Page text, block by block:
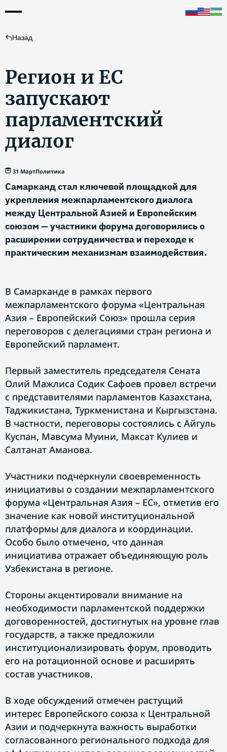
Назад
Регион и ЕС
запускают
парламентский
диалог
31 МартПолитика
Самарканд стал ключевой площадкой для
укрепления межпарламентского диалога
между Центральной Азией и Европейским
союзом — участники форума договорились о
расширении сотрудничества и переходе к
практическим механизмам взаимодействия.
В Самарканде в рамках первого
межпарламентского форума «Центральная
Азия – Европейский Союз» прошла серия
переговоров с делегациями стран региона и
Европейский парламент.
Первый заместитель председателя Сената
Олий Мажлиса Содик Сафоев провел встречи
с представителями парламентов Казахстана,
Таджикистана, Туркменистана и Кыргызстана.
В частности, переговоры состоялись с Айгуль
Куспан, Мавсума Муини, Максат Кулиев и
Салтанат Аманова.
Участники подчеркнули своевременность
инициативы о создании межпарламентского
форума «Центральная Азия – ЕС», отметив его
значение как новой институциональной
платформы для диалога и координации.
Особо было отмечено, что данная
инициатива отражает объединяющую роль
Узбекистана в регионе.
Стороны акцентировали внимание на
необходимости парламентской поддержки
договоренностей, достигнутых на уровне глав
государств, а также предложили
институционализировать форум, проводить
его на ротационной основе и расширять
состав участников.
В ходе обсуждений отмечен растущий
интерес Европейского союза к Центральной
Азии и подчеркнута важность выработки
согласованного регионального подхода для